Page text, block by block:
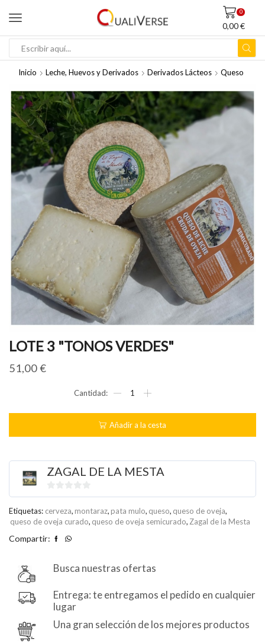
0
0,00€
BÚSQUEDA
Inicio Leche, Huevos y Derivados Derivados Lácteos Queso
LOTE 3 "TONOS VERDES"
51,00€
cantidad
Añadir a la cesta
ZAGAL DE LA MESTA
0
de
5
Etiquetas: cerveza, montaraz, pata mulo, queso, queso de oveja,
queso de oveja curado, queso de oveja semicurado, Zagal de la Mesta
Compartir:
Busca nuestras ofertas
Entrega: te entregamos el pedido en cualquier
lugar
Una gran selección de los mejores productos